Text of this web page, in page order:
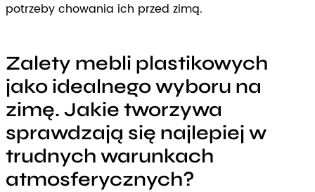
potrzeby chowania ich przed zimą.
Zalety mebli plastikowych
jako idealnego wyboru na
zimę. Jakie tworzywa
sprawdzają się najlepiej w
trudnych warunkach
atmosferycznych?